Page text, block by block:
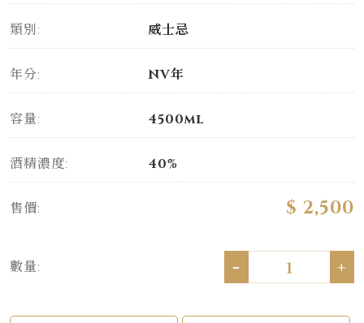
類別: 威士忌
年分: NV年
容量: 4500ml
酒精濃度: 40%
售價: $ 2,500
數量: - +